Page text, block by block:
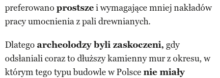
preferowano prostszei wymagające mniej nakładów
pracy umocnienia z pali drewnianych.
Dlatego archeolodzy byli zaskoczeni, gdy
odsłaniali coraz to dłuższy kamienny mur z okresu, w
którym tego typu budowle w Polsce nie miały